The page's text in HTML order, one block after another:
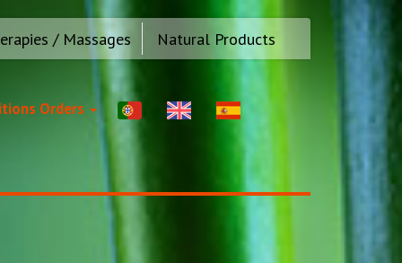
/ Massages Natural Products
Orders